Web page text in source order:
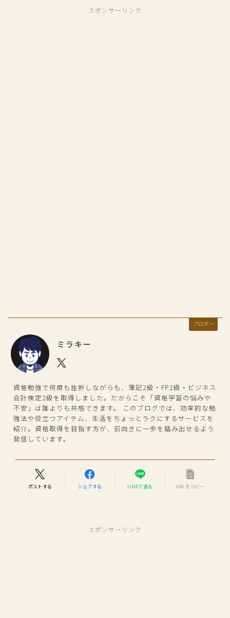
スポンサーリンク
ブロガー
ミラキー
資格勉強で何度も挫折しながらも、簿記2級・FP2級・ビジネス
会計検定2級を取得しました。だからこそ「資格学習の悩みや
不安」は誰よりも共感できます。 このブログでは、効率的な勉
強法や役立つアイテム、生活をちょっとラクにするサービスを
紹介。資格取得を目指す方が、前向きに一歩を踏み出せるよう
発信しています。
ポストする シェアする LINEで送る URLをコピー
スポンサーリンク